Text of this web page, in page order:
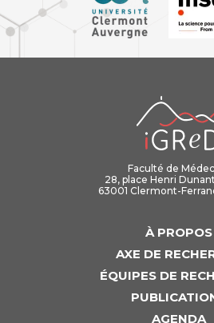
Faculté de
28, place Henri
63001 Clermont-
À PROPOS
AXE DE
ÉQUIPES DE
AGENDA